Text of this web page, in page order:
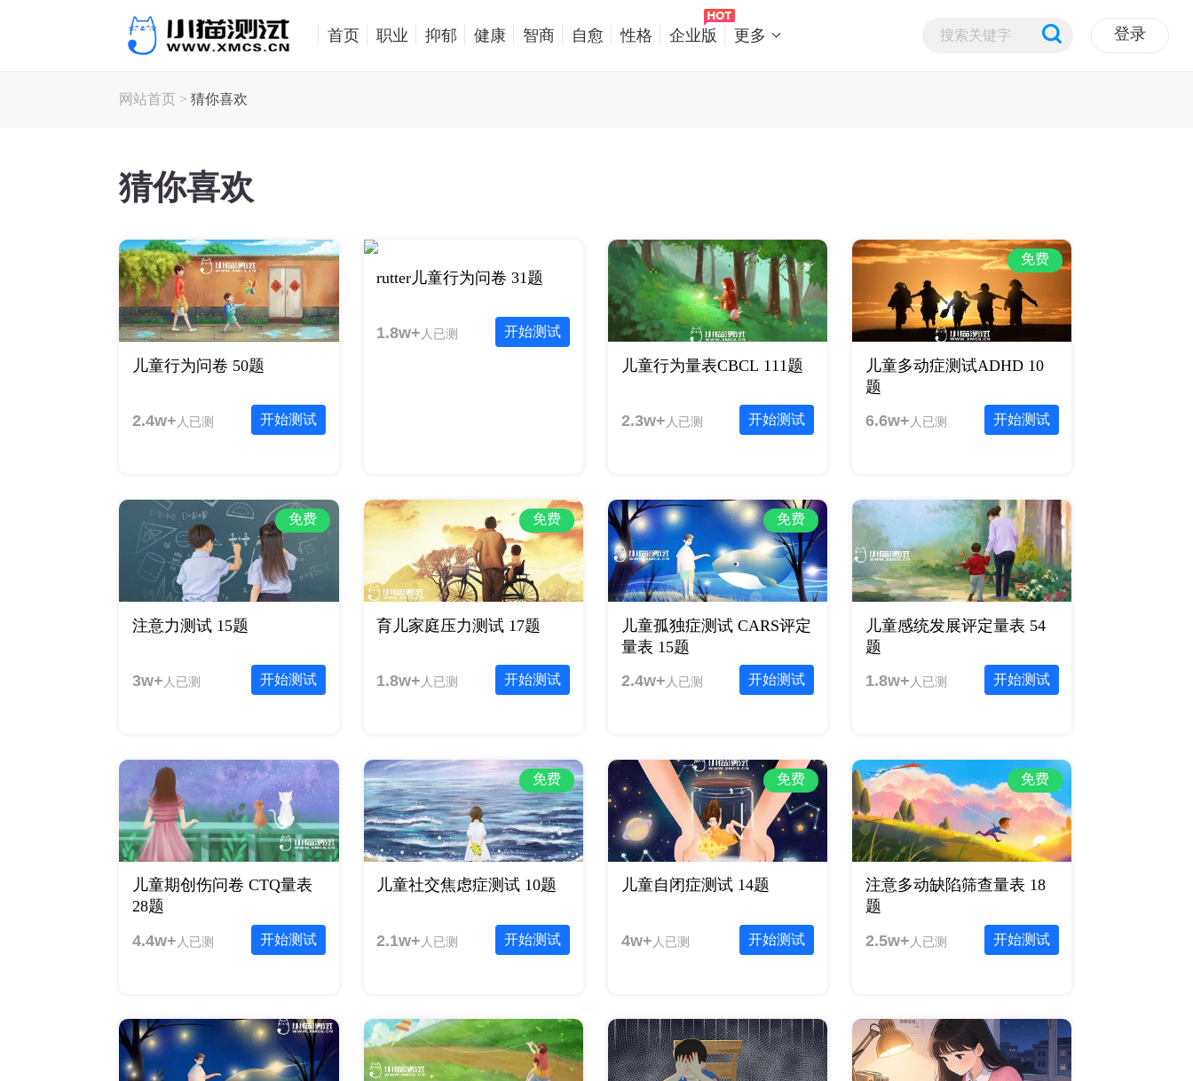
首页 职业 抑郁 健康 智商 自愈 性格 企业版 更多 登录
网站首页 >猜你喜欢
猜你喜欢
儿童行为问卷 50题
开始测试
2.4w+ 人已测
rutter儿童行为问卷 31题
开始测试
1.8w+ 人已测
儿童行为量表CBCL 111题
开始测试
2.3w+ 人已测
免费
儿童多动症测试ADHD 10
题
开始测试
6.6w+ 人已测
免费
注意力测试 15题
开始测试
3w+ 人已测
免费
育儿家庭压力测试 17题
开始测试
1.8w+ 人已测
免费
儿童孤独症测试 CARS评定
量表 15题
开始测试
2.4w+ 人已测
儿童感统发展评定量表 54
题
开始测试
1.8w+ 人已测
儿童期创伤问卷 CTQ量表
28题
开始测试
4.4w+ 人已测
免费
儿童社交焦虑症测试 10题
开始测试
2.1w+ 人已测
免费
儿童自闭症测试 14题
开始测试
4w+ 人已测
免费
注意多动缺陷筛查量表 18
题
开始测试
2.5w+ 人已测